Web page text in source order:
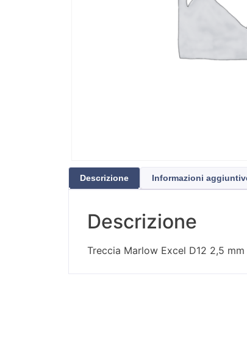
Descrizione Informazioni
Descrizione
Treccia Marlow Excel D12 2,5 mm